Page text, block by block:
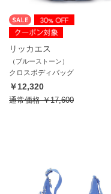
リッカエス
（ブルーストーン）
クロスボディバッグ
￥12,320
通常価格￥17,600